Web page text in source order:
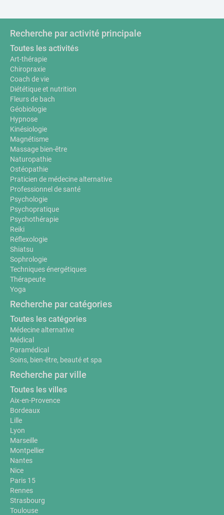
Recherche par activité principale
Toutes les activités
Art-thérapie
Chiropraxie
Coach de vie
Diététique et nutrition
Fleurs de bach
Géobiologie
Hypnose
Kinésiologie
Magnétisme
Massage bien-être
Naturopathie
Ostéopathie
Praticien de médecine alternative
Professionnel de santé
Psychologie
Psychopratique
Psychothérapie
Reiki
Réflexologie
Shiatsu
Sophrologie
Techniques énergétiques
Thérapeute
Yoga
Recherche par catégories
Toutes les catégories
Médecine alternative
Médical
Paramédical
Soins, bien-être, beauté et spa
Recherche par ville
Toutes les villes
Aix-en-Provence
Bordeaux
Lille
Lyon
Marseille
Montpellier
Nantes
Nice
Paris 15
Rennes
Strasbourg
Toulouse